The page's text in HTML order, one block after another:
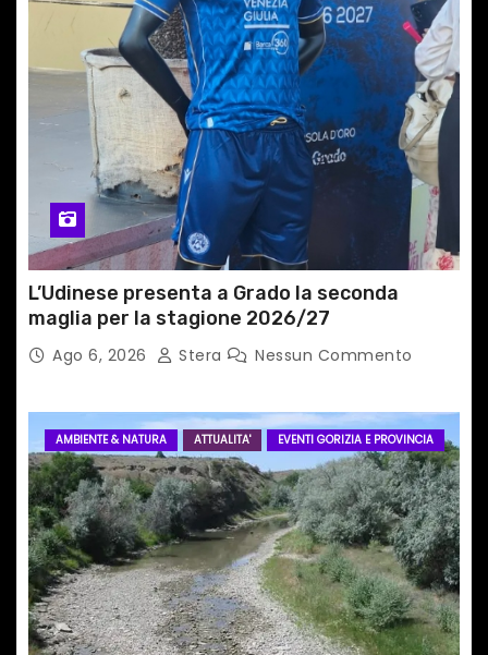
i
c
i
L’Udinese presenta a Grado la seconda
maglia per la stagione 2026/27
Ago 6, 2026 Stera Nessun Commento
AMBIENTE & NATURA ATTUALITA' EVENTI GORIZIA E PROVINCIA